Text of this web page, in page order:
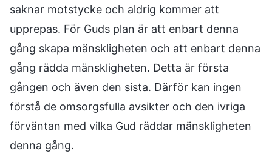
saknar motstycke och aldrig kommer att
upprepas. För Guds plan är att enbart denna
gång skapa mänskligheten och att enbart denna
gång rädda mänskligheten. Detta är första
gången och även den sista. Därför kan ingen
förstå de omsorgsfulla avsikter och den ivriga
förväntan med vilka Gud räddar mänskligheten
denna gång.